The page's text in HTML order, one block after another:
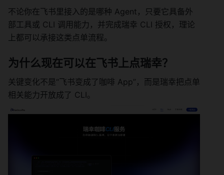
不论你在飞书里接入的是哪种 Agent，只要它具备外
部工具或 CLI 调用能力，并完成瑞幸 CLI 授权，理论
上都可以承接这类点单流程。
为什么现在可以在飞书上点瑞幸？
关键变化不是“飞书变成了咖啡 App”，而是瑞幸把点单
相关能力开放成了 CLI。